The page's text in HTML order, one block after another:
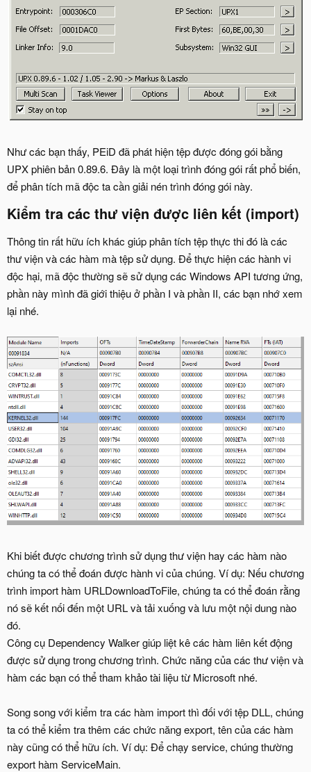
Như các bạn thấy, PEiD đã phát hiện tệp được đóng gói bằng
UPX phiên bản 0.89.6. Đây là một loại trình đóng gói rất phổ biến,
để phân tích mã độc ta cần giải nén trình đóng gói này.
Kiểm tra các thư viện được liên kết (import)​
Thông tin rất hữu ích khác giúp phân tích tệp thực thi đó là các
thư viện và các hàm mà tệp sử dụng. Để thực hiện các hành vi
độc hại, mã độc thường sẽ sử dụng các Windows API tương ứng,
phần này mình đã giới thiệu ở phần I và phần II, các bạn nhớ xem
lại nhé.
Khi biết được chương trình sử dụng thư viện hay các hàm nào
chúng ta có thể đoán được hành vi của chúng. Ví dụ: Nếu chương
trình import hàm URLDownloadToFile, chúng ta có thể đoán rằng
nó sẽ kết nối đến một URL và tải xuống và lưu một nội dung nào
đó.
Công cụ Dependency Walker giúp liệt kê các hàm liên kết động
được sử dụng trong chương trình. Chức năng của các thư viện và
hàm các bạn có thể tham khảo tài liệu từ Microsoft nhé.
Song song với kiểm tra các hàm import thì đối với tệp DLL, chúng
ta có thể kiểm tra thêm các chức năng export, tên của các hàm
này cũng có thể hữu ích. Ví dụ: Để chạy service, chúng thường
export hàm ServiceMain.